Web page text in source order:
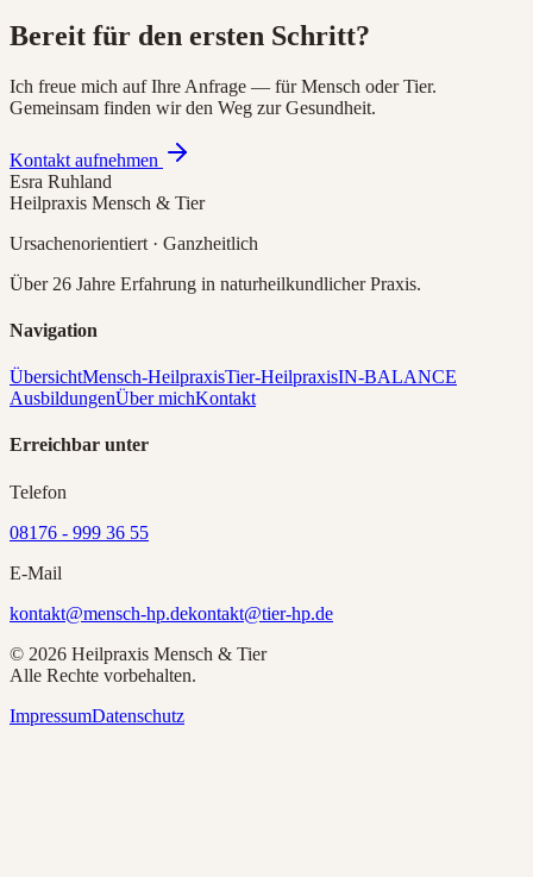
Bereit für den ersten Schritt?
Ich freue mich auf Ihre Anfrage — für Mensch oder Tier.
Gemeinsam finden wir den Weg zur Gesundheit.
Kontakt aufnehmen
Esra Ruhland
Heilpraxis Mensch & Tier
Ursachenorientiert · Ganzheitlich
Über 26 Jahre Erfahrung in naturheilkundlicher Praxis.
Navigation
ÜbersichtMensch-HeilpraxisTier-HeilpraxisIN-BALANCE
AusbildungenÜber michKontakt
Erreichbar unter
Telefon
08176 - 999 36 55
E-Mail
kontakt@mensch-hp.dekontakt@tier-hp.de
© 2026 Heilpraxis Mensch & Tier
Alle Rechte vorbehalten.
ImpressumDatenschutz